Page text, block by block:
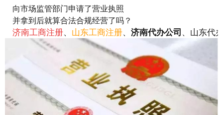
向市场监管部门申请了营业执照
并拿到后就算合法合规经营了吗？
济南工商注册、 山东工商注册、 济南代办公司 、 山东代